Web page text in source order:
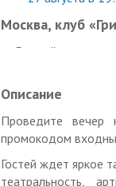
Москва, клуб
Ближайшие даты:
—10 июля в 19:00
—17 июля в 19:00
—24 июля в 19:00
31 июля в 19:00
—7 августа в
Описание
Проведите вечер
промокодом
Гостей ждет яркое
театральность,